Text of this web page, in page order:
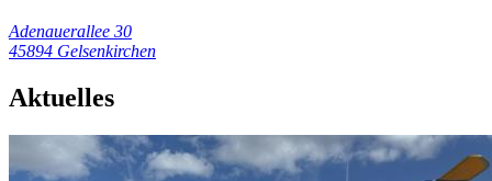
Adenauerallee 30
45894 Gelsenkirchen
Aktuelles